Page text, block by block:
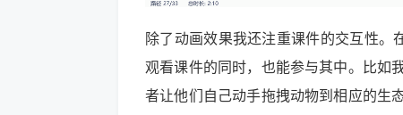
除了动画效果我还注重课件的交互性。
观看课件的同时，也能参与其中。比如
者让他们自己动手拖拽动物到相应的生